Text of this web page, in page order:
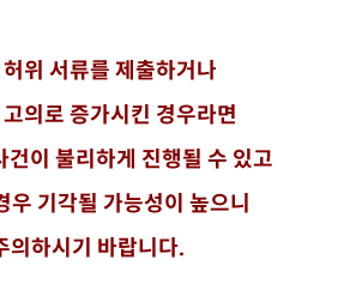
위 서류를 제출하거나
의로 증가시킨 경우라면
건이 불리하게 진행될 수 있고
우 기각될 가능성이 높으니
의하시기 바랍니다.